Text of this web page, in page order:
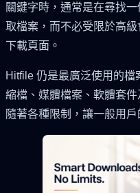
關鍵字時，通常是在尋找
取檔案，而不必受限於高
下載頁面。
Hitfile 仍是最廣泛使用的
縮檔、媒體檔案、軟體套
隨著各種限制，讓一般用